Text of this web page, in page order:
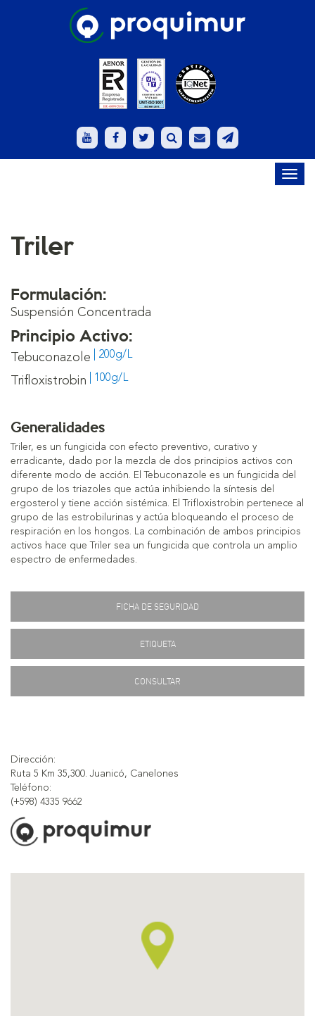
Triler
Formulación:
Suspensión Concentrada
Principio Activo:
Tebuconazole | 200g/L
Trifloxistrobin | 100g/L
Generalidades
Triler, es un fungicida con efecto preventivo, curativo y
erradicante, dado por la mezcla de dos principios activos con
diferente modo de acción. El Tebuconazole es un fungicida del
grupo de los triazoles que actúa inhibiendo la síntesis del
ergosterol y tiene acción sistémica. El Trifloxistrobin pertenece al
grupo de las estrobilurinas y actúa bloqueando el proceso de
respiración en los hongos. La combinación de ambos principios
activos hace que Triler sea un fungicida que controla un amplio
espectro de enfermedades.
FICHA DE SEGURIDAD
ETIQUETA
CONSULTAR
Dirección:
Ruta 5 Km 35,300. Juanicó, Canelones
Teléfono:
(+598) 4335 9662